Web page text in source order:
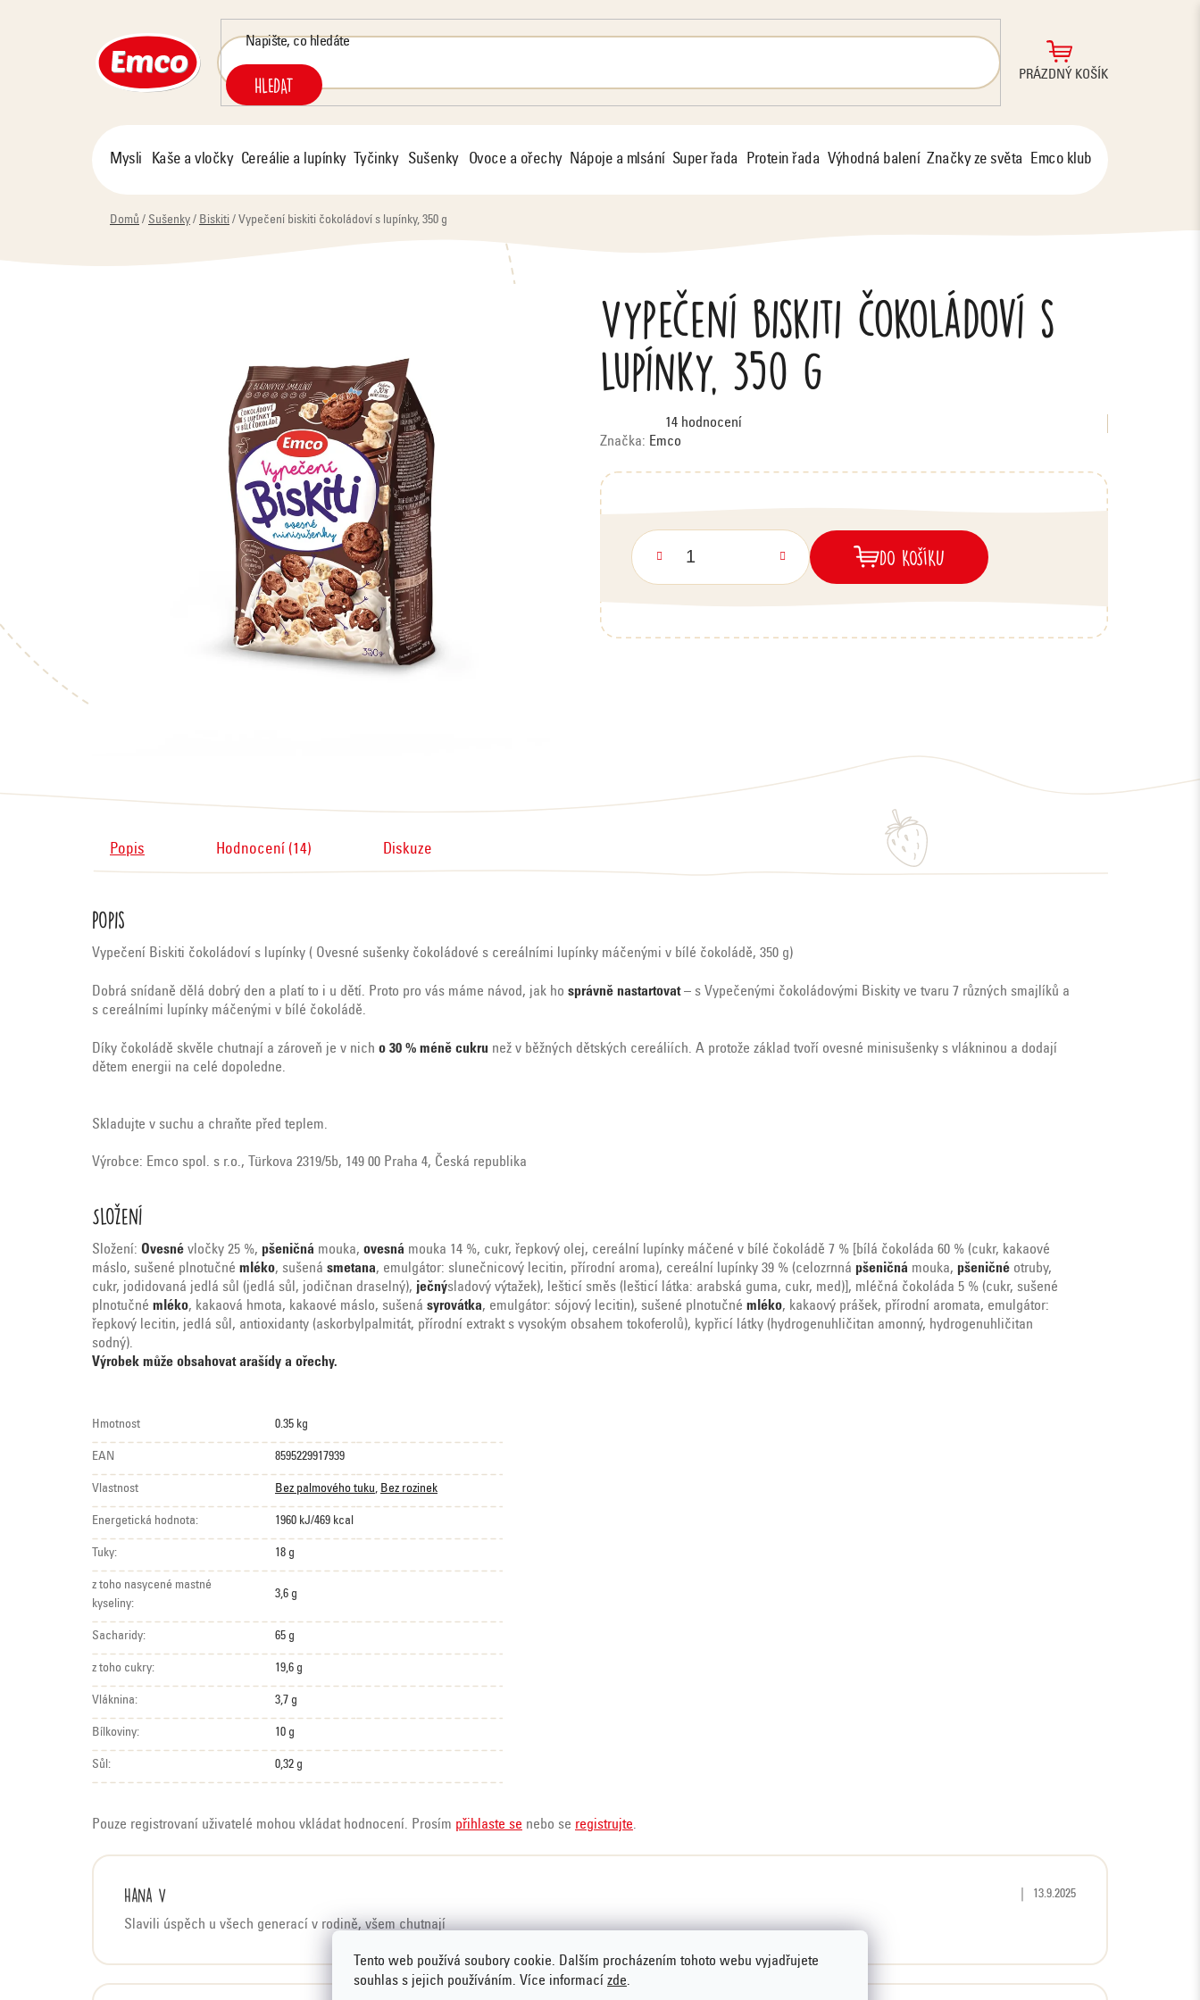
Tento web používá soubory cookie. Dalším procházením tohoto webu vyjadřujete
souhlas s jejich používáním. Více informací zde.
HLEDAT
NÁKUPNÍ
PRÁZDNÝ KOŠÍK
Mysli Kaše a vločky Cereálie a lupínky Tyčinky Sušenky Ovoce a ořechy Nápoje a mlsání Super řada Protein řada Výhodná balení Značky ze světa Emco klub
Domů / Sušenky / Biskiti / Vypečení biskiti čokoládoví s lupínky, 350 g
Vypečení biskiti čokoládoví s
lupínky, 350 g
Průměrné
hodnocení
produktu
je
5
14 hodnocení
Značka: Emco
DO KOŠÍKU
Popis Hodnocení (14) Diskuze
Popis
Vypečení Biskiti čokoládoví s lupínky ( Ovesné sušenky čokoládové s cereálními lupínky máčenými v bílé čokoládě, 350 g)
Dobrá snídaně dělá dobrý den a platí to i u dětí. Proto pro vás máme návod, jak ho správně nastartovat– s Vypečenými čokoládovými Biskity ve tvaru 7 různých smajlíků a
s cereálními lupínky máčenými v bílé čokoládě.
Díky čokoládě skvěle chutnají a zároveň je v nich o 30 % méně cukru než v běžných dětských cereáliích. A protože základ tvoří ovesné minisušenky s vlákninou a dodají
dětem energii na celé dopoledne.
Skladujte v suchu a chraňte před teplem.
Výrobce: Emco spol. s r.o., Türkova 2319/5b, 149 00 Praha 4, Česká republika
Složení
Složení: Ovesné vločky 25 %, pšeničná mouka, ovesná mouka 14 %, cukr, řepkový olej, cereální lupínky máčené v bílé čokoládě 7 % [bílá čokoláda 60 % (cukr, kakaové
máslo, sušené plnotučné mléko, sušená smetana, emulgátor: slunečnicový lecitin, přírodní aroma), cereální lupínky 39 % (celozrnná pšeničná mouka, pšeničné otruby,
cukr, jodidovaná jedlá sůl (jedlá sůl, jodičnan draselný), ječnýsladový výtažek), lešticí směs (lešticí látka: arabská guma, cukr, med)], mléčná čokoláda 5 % (cukr, sušené
plnotučné mléko, kakaová hmota, kakaové máslo, sušená syrovátka, emulgátor: sójový lecitin), sušené plnotučné mléko, kakaový prášek, přírodní aromata, emulgátor:
řepkový lecitin, jedlá sůl, antioxidanty (askorbylpalmitát, přírodní extrakt s vysokým obsahem tokoferolů), kypřicí látky (hydrogenuhličitan amonný, hydrogenuhličitan
sodný).
Výrobek může obsahovat arašídy a ořechy.
Hmotnost 0.35 kg
EAN 8595229917939
Vlastnost Bez palmového tuku, Bez rozinek
Energetická hodnota: 1960 kJ/469 kcal
Tuky: 18 g
z toho nasycené mastné
kyseliny:
3,6 g
Sacharidy: 65 g
z toho cukry: 19,6 g
Vláknina: 3,7 g
Bílkoviny: 10 g
Sůl: 0,32 g
Pouze registrovaní uživatelé mohou vkládat hodnocení. Prosím přihlaste se nebo se registrujte.
i
s
Hana V Hodnocení produktu je 5 z 5
13.9.2025
Slavili úspěch u všech generací v rodině, všem chutnají